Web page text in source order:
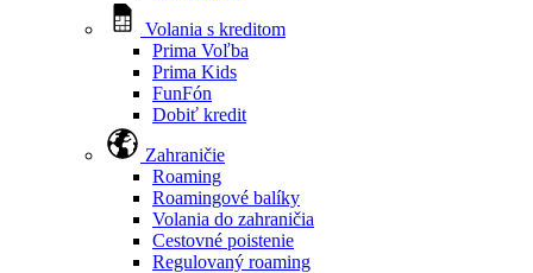
Volania s kreditom
Prima Voľba
Prima Kids
FunFón
Dobiť kredit
Zahraničie
Roaming
Roamingové balíky
Volania do zahraničia
Cestovné poistenie
Regulovaný roaming